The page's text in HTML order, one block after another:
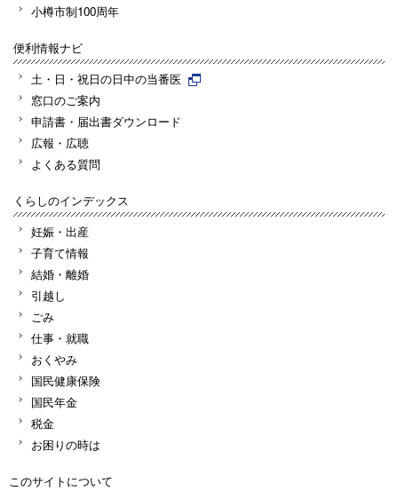
小樽市制100周年
便利情報ナビ
土・日・祝日の日中の当番医
窓口のご案内
申請書・届出書ダウンロード
広報・広聴
よくある質問
くらしのインデックス
妊娠・出産
子育て情報
結婚・離婚
引越し
ごみ
仕事・就職
おくやみ
国民健康保険
国民年金
税金
お困りの時は
このサイトについて